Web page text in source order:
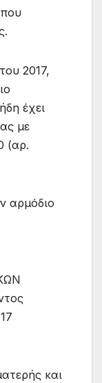
2017,
έχει
με
(αρ.
αρμόδιο
και